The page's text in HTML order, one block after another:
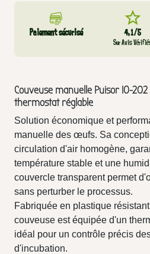
Paiement sécurisé 4,1/5
Sur Avis
Couveuse manuelle Puisor IO-
thermostat réglable
Solution économique et
manuelle des œufs. Sa
circulation d'air homogène,
température stable et une
couvercle transparent permet
sans perturber le processus.
Fabriquée en plastique
couveuse est équipée d'un
idéal pour un contrôle précis
d'incubation.